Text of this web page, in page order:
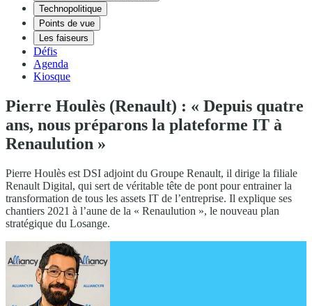
Technopolitique
Points de vue
Les faiseurs
Défis
Agenda
Kiosque
Pierre Houlès (Renault) : « Depuis quatre
ans, nous préparons la plateforme IT à
Renaulution »
Pierre Houlès est DSI adjoint du Groupe Renault, il dirige la filiale
Renault Digital, qui sert de véritable tête de pont pour entrainer la
transformation de tous les assets IT de l’entreprise. Il explique ses
chantiers 2021 à l’aune de la « Renaulution », le nouveau plan
stratégique du Losange.